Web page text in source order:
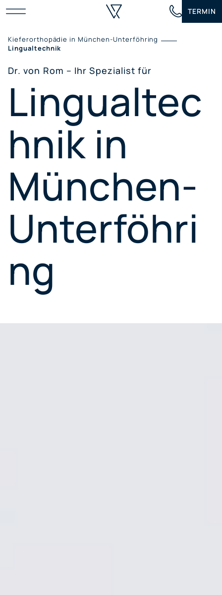
Inhalt
TERMIN
Kieferorthopädie in München-Unterföhring
Lingualtechnik
Dr. von Rom – Ihr Spezialist für
Lingualtec
hnik in
München-
Unterföhri
ng